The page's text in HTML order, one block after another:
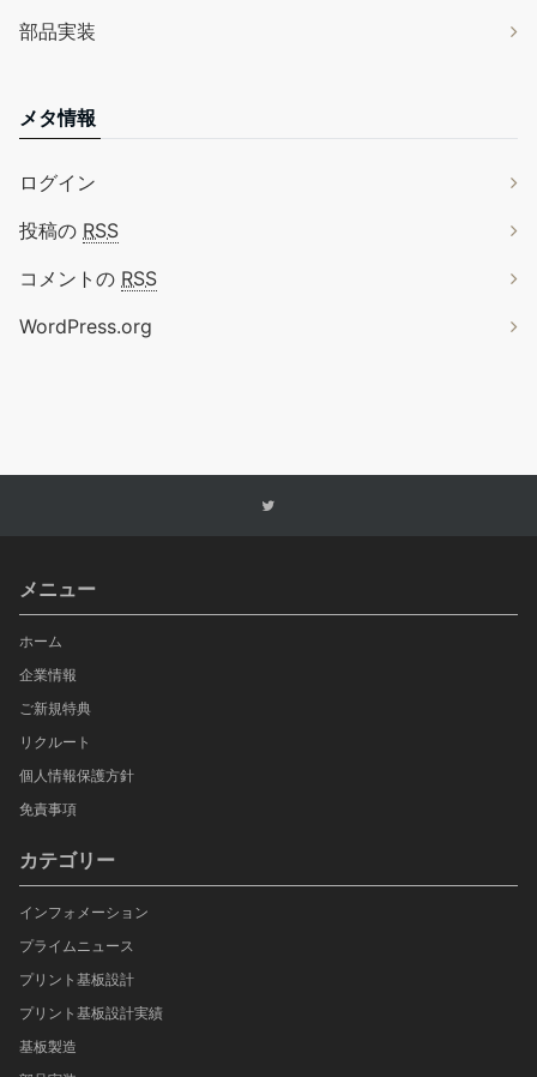
部品実装
メタ情報
ログイン
投稿の RSS
コメントの RSS
WordPress.org
メニュー
ホーム
企業情報
ご新規特典
リクルート
個人情報保護方針
免責事項
カテゴリー
インフォメーション
プライムニュース
プリント基板設計
プリント基板設計実績
基板製造